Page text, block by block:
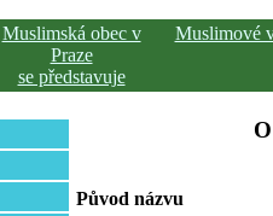
Muslimská obec v
Praze
se představuje
Muslimové
Původ názvu